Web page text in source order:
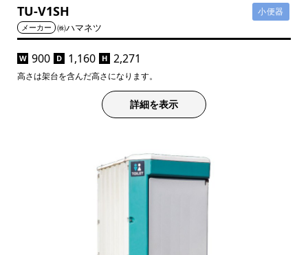
TU-V1SH 小便器
メーカー ㈱ハマネツ
W 900 D 1,160 H 2,271
高さは架台を含んだ高さになります。
詳細を表示